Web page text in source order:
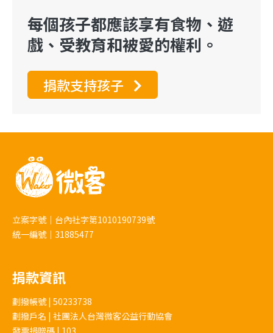
址）
○捐款方式（線上捐款、郵政劃撥、每月定
○捐款金額
多。
每個孩子都應該享有食物、遊
戲、受教育和被愛的權利。
捐款支持孩子
立案字號｜台內社字第1010190739號
統一編號｜31885477
捐款資訊
劃撥帳號 | 50233738
劃撥戶名 | 社團法人台灣微客公益行動協會